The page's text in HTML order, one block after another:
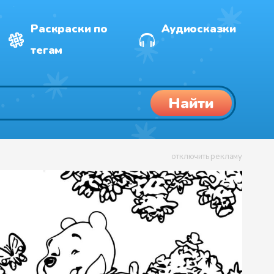
Раскраски по
тегам
Аудиосказки
Найти
отключить рекламу